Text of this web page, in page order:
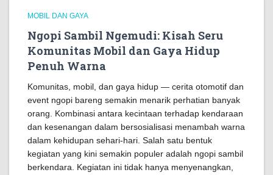
MOBIL DAN GAYA
Ngopi Sambil Ngemudi: Kisah Seru
Komunitas Mobil dan Gaya Hidup
Penuh Warna
Komunitas, mobil, dan gaya hidup — cerita otomotif dan
event ngopi bareng semakin menarik perhatian banyak
orang. Kombinasi antara kecintaan terhadap kendaraan
dan kesenangan dalam bersosialisasi menambah warna
dalam kehidupan sehari-hari. Salah satu bentuk
kegiatan yang kini semakin populer adalah ngopi sambil
berkendara. Kegiatan ini tidak hanya menyenangkan,